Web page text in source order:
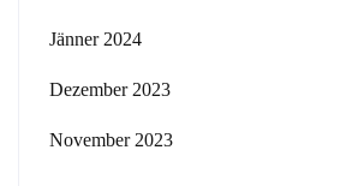
Jänner 2024
Dezember 2023
November 2023